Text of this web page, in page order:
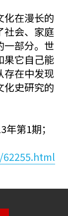
在漫长的
社会、家庭
一部分。世
果它自己能
存在中发现
化史研究的
第1期；